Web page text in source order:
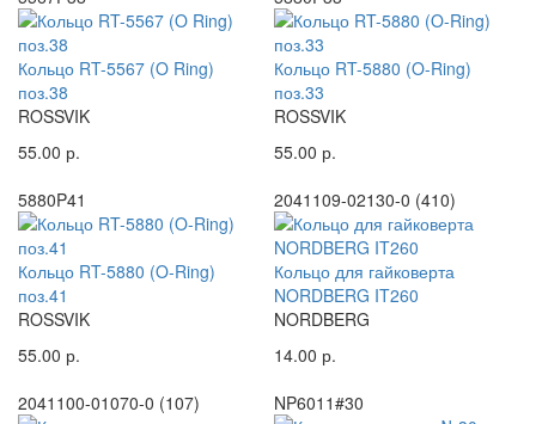
Кольцо RT-5567 (O Ring)
поз.38
ROSSVIK
55.00 р.
Кольцо RT-5880 (O-Ring)
поз.33
ROSSVIK
55.00 р.
5880P41
Кольцо RT-5880 (O-Ring)
поз.41
ROSSVIK
55.00 р.
2041109-02130-0 (410)
Кольцо для гайковерта
NORDBERG IT260
NORDBERG
14.00 р.
2041100-01070-0 (107)
NP6011#30